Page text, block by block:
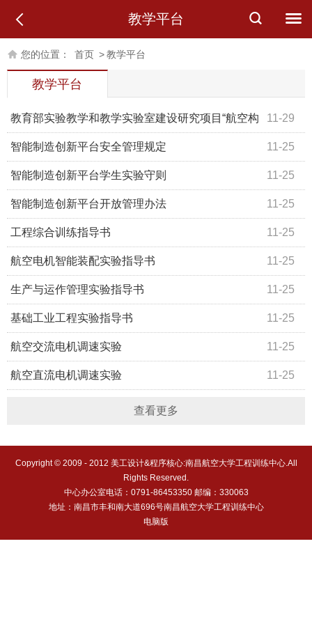
教学平台
您的位置： 首页 >教学平台
教学平台
11-29
教育部实验教学和教学实验室建设研究项目“航空构
件数智化制造实验平台建设与实践教学研究”结题评审会在
B216顺利召开
11-25
智能制造创新平台安全管理规定
11-25
智能制造创新平台学生实验守则
11-25
智能制造创新平台开放管理办法
11-25
工程综合训练指导书
11-25
航空电机智能装配实验指导书
11-25
生产与运作管理实验指导书
11-25
基础工业工程实验指导书
11-25
航空交流电机调速实验
11-25
航空直流电机调速实验
查看更多
Copyright © 2009 - 2012 美工设计&程序核心:南昌航空大学工程训练中心.All
Rights Reserved.
中心办公室电话：0791-86453350 邮编：330063
地址：南昌市丰和南大道696号南昌航空大学工程训练中心
电脑版